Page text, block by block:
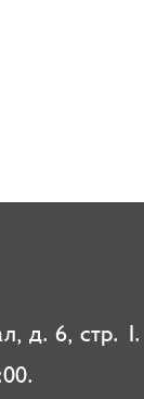
д. 6, стр. 1.